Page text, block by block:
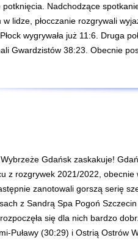
potknięcia. Nadchodzące
w lidze, płocczanie rozgrywali
Płock wygrywała już 11:6. Druga
Gwardzistów 38:23. Obecnie
Gdańsk zaskakuje!
z rozgrywek 2021/2022,
zanotowali gorszą serię
z Sandrą Spa Pogoń
się dla nich bardzo
Puławy (30:29) i Ostrią Ostrów